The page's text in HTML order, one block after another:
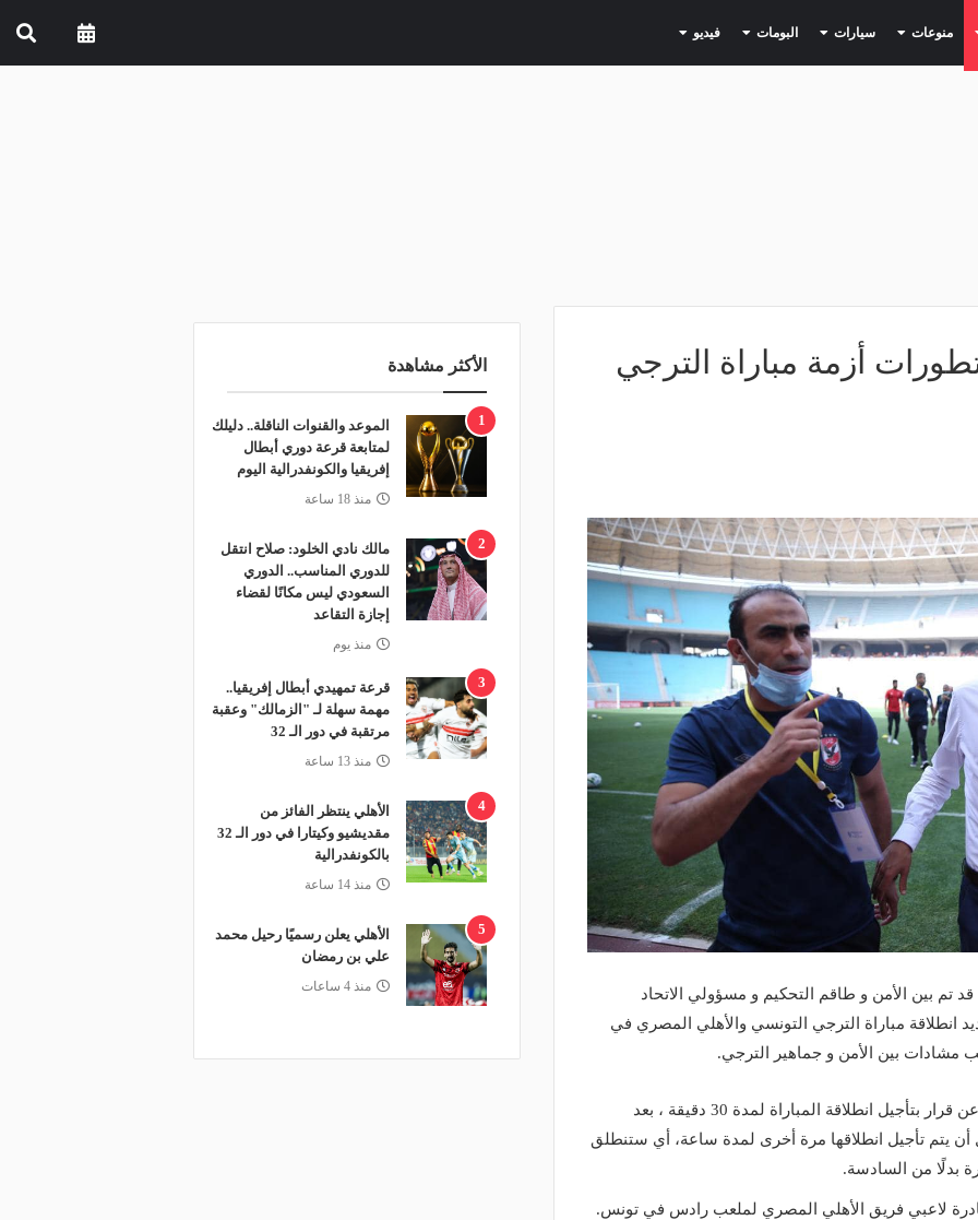
(current) منوعات (current) سيارات (current) البومات (current) فيديو (current)
أزمة مباراة الترجي
تم بين الأمن و طاقم التحكيم و مسؤولي الاتحاد
انطلاقة مباراة الترجي التونسي والأهلي المصري في
مشادات بين الأمن و جماهير الترجي.
وقال مراسل الشبكة أن الاجتماع أسفر عن قرار بتأجيل انطلاقة المباراة لمدة 30 دقيقة ، بعد
أن يتم تأجيل انطلاقها مرة أخرى لمدة ساعة، أي ستنطلق
بدلًا من السادسة.
لاعبي فريق الأهلي المصري لملعب رادس في تونس.
الأكثر مشاهدة
1
الموعد والقنوات الناقلة.. دليلك
لمتابعة قرعة دوري أبطال
إفريقيا والكونفدرالية اليوم
منذ 18 ساعة
2
مالك نادي الخلود: صلاح انتقل
للدوري المناسب.. الدوري
السعودي ليس مكانًا لقضاء
إجازة التقاعد
منذ يوم
3
قرعة تمهيدي أبطال إفريقيا..
مهمة سهلة لـ "الزمالك" وعقبة
مرتقبة في دور الـ 32
منذ 13 ساعة
4
الأهلي ينتظر الفائز من
مقديشيو وكيتارا في دور الـ 32
بالكونفدرالية
منذ 14 ساعة
5
الأهلي يعلن رسميًا رحيل محمد
علي بن رمضان
منذ 4 ساعات